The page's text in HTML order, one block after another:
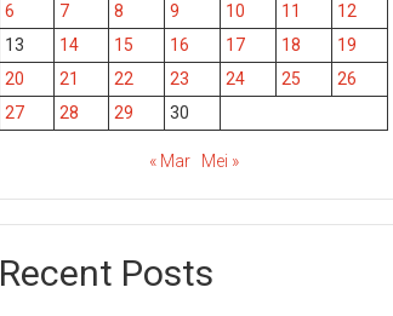
6
7 8 9 10 11
12
13
14 15 16 17 18
19
20
21 22 23 24 25
26
27
28 29 30
« Mar Mei »
Recent Posts